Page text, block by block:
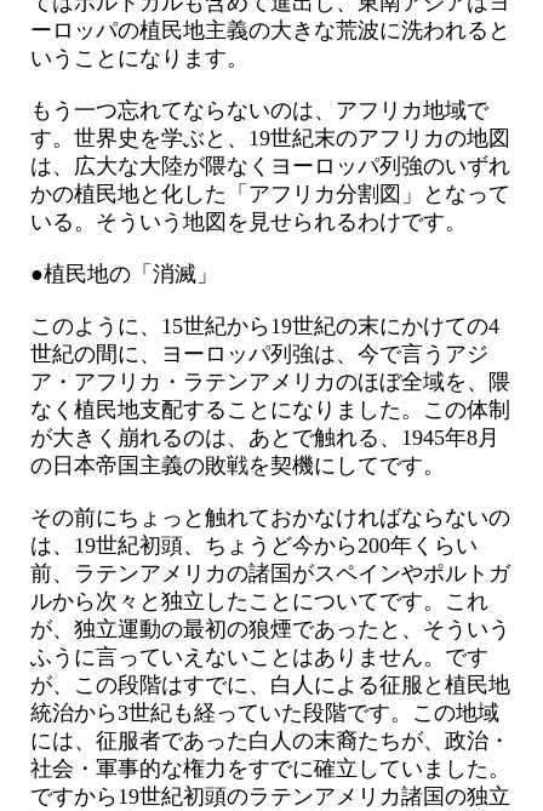
ーロッパの植民地主義の大きな荒波に洗われると
いうことになります。
もう一つ忘れてならないのは、アフリカ地域で
す。世界史を学ぶと、19世紀末のアフリカの地図
は、広大な大陸が隈なくヨーロッパ列強のいずれ
かの植民地と化した「アフリカ分割図」となって
いる。そういう地図を見せられるわけです。
●植民地の「消滅」
このように、15世紀から19世紀の末にかけての4
世紀の間に、ヨーロッパ列強は、今で言うアジ
ア・アフリカ・ラテンアメリカのほぼ全域を、隈
なく植民地支配することになりました。この体制
が大きく崩れるのは、あとで触れる、1945年8月
の日本帝国主義の敗戦を契機にしてです。
その前にちょっと触れておかなければならないの
は、19世紀初頭、ちょうど今から200年くらい
前、ラテンアメリカの諸国がスペインやポルトガ
ルから次々と独立したことについてです。これ
が、独立運動の最初の狼煙であったと、そういう
ふうに言っていえないことはありません。です
が、この段階はすでに、白人による征服と植民地
統治から3世紀も経っていた段階です。この地域
には、征服者であった白人の末裔たちが、政治・
社会・軍事的な権力をすでに確立していました。
ですから19世紀初頭のラテンアメリカ諸国の独立